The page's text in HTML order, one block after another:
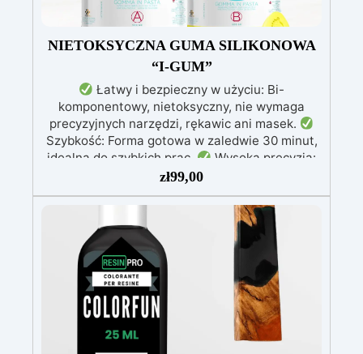
NIETOKSYCZNA GUMA SILIKONOWA
“I-GUM”
Łatwy i bezpieczny w użyciu: Bi-
komponentowy, nietoksyczny, nie wymaga
precyzyjnych narzędzi, rękawic ani masek.
Szybkość: Forma gotowa w zaledwie 30 minut,
idealna do szybkich prac.
Wysoka precyzja:
Odwzorowuje drobne i skomplikowane detale,
zapewniając profesjonalny rezultat.
Wszechstronność: Kompatybilny z żywicą,
gipsem, woskiem, metalami o niskiej
temperaturze topnienia, mydłem i cementem.
Odporność i trwałość: Umożliwia wykonanie
ponad 50 odlewów z różnych materiałów,
zachowując twardość 38 Shore A
zł99,00